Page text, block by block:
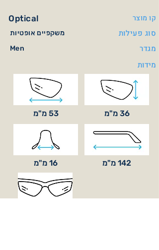
Optical קו מוצר
משקפיים אופטיות סוג פעילות
Men
מגדר
מידות
53 מ"מ 36 מ"מ
16 מ"מ 142 מ"מ